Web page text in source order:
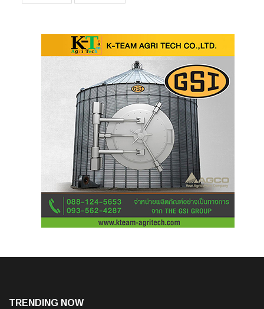
TRENDING NOW